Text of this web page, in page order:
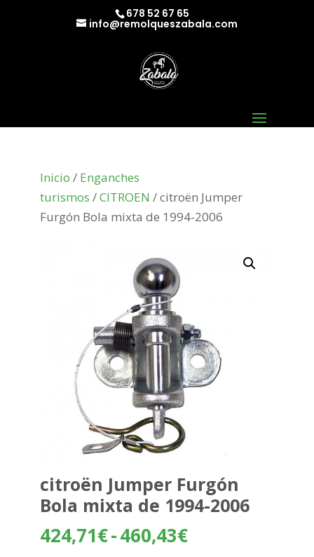
678 52 67 65
info@remolqueszabala.com
Inicio / Enganches
turismos /CITROEN / citroën Jumper
Furgón Bola mixta de 1994-2006
citroën Jumper Furgón
Bola mixta de 1994-2006
424,71€-460,43€Rango